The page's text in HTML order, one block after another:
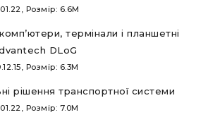
Розмір: 6.6M
термінали і планшетні
DLoG
Розмір: 6.3M
рішення транспортної системи
Розмір: 7.0M